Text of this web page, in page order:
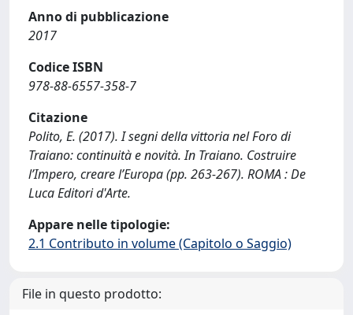
Anno di pubblicazione
2017
Codice ISBN
978-88-6557-358-7
Citazione
Polito, E. (2017). I segni della vittoria nel Foro di
Traiano: continuità e novità. In Traiano. Costruire
l’Impero, creare l’Europa (pp. 263-267). ROMA : De
Luca Editori d'Arte.
Appare nelle tipologie:
2.1 Contributo in volume (Capitolo o Saggio)
File in questo prodotto: